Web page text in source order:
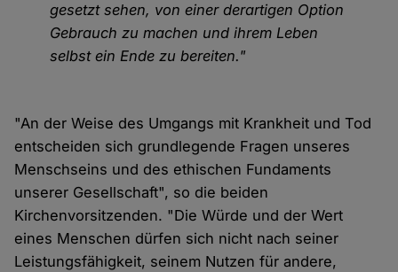
gesetzt sehen, von einer derartigen Option
Gebrauch zu machen und ihrem Leben
selbst ein Ende zu bereiten."
"An der Weise des Umgangs mit Krankheit und Tod
entscheiden sich grundlegende Fragen unseres
Menschseins und des ethischen Fundaments
unserer Gesellschaft", so die beiden
Kirchenvorsitzenden. "Die Würde und der Wert
eines Menschen dürfen sich nicht nach seiner
Leistungsfähigkeit, seinem Nutzen für andere,